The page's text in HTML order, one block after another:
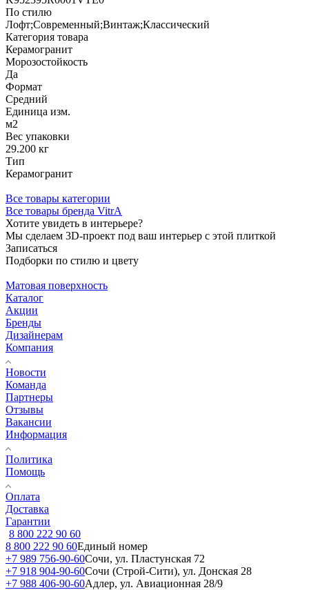
По стилю
Лофт;Современный;Винтаж;Классический
Категория товара
Керамогранит
Морозостойкость
Да
Формат
Средний
Единица изм.
м2
Вес упаковки
29.200 кг
Тип
Керамогранит
Все товары категории
Все товары бренда VitrA
Хотите увидеть в интерьере?
Мы сделаем 3D-проект под ваш интерьер с этой плиткой
Записаться
Подборки по стилю и цвету
Матовая поверхность
Каталог
Акции
Бренды
Дизайнерам
Компания
Новости
Команда
Партнеры
Отзывы
Вакансии
Информация
Политика
Помощь
Оплата
Доставка
Гарантии
8 800 222 90 60
8 800 222 90 60Единый номер
+7 989 756-90-60Сочи, ул. Пластунская 72
+7 918 904-90-60Сочи (Строй-Сити), ул. Донская 28
+7 988 406-90-60Адлер, ул. Авиационная 28/9